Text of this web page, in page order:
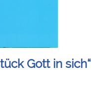
Gott in sich“